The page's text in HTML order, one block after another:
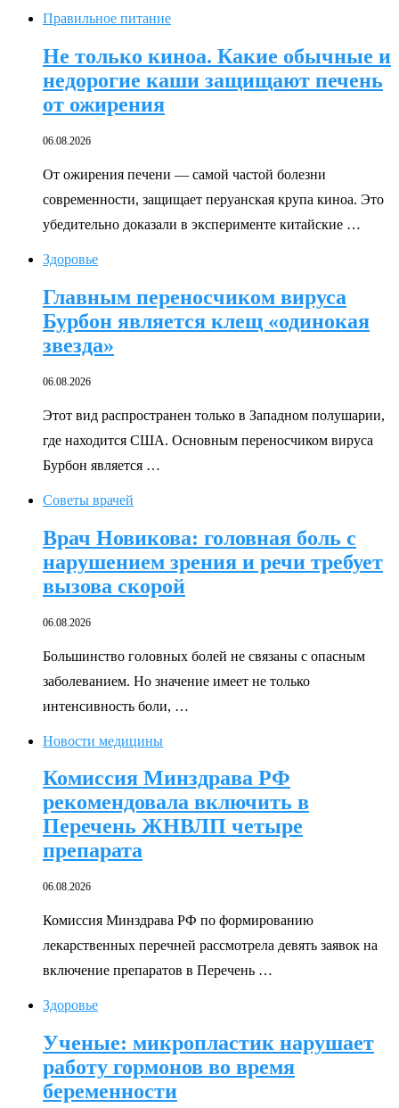
Правильное питание
Не только киноа. Какие обычные и
недорогие каши защищают печень
от ожирения
06.08.2026
От ожирения печени — самой частой болезни
современности, защищает перуанская крупа киноа. Это
убедительно доказали в эксперименте китайские …
Здоровье
Главным переносчиком вируса
Бурбон является клещ «одинокая
звезда»
06.08.2026
Этот вид распространен только в Западном полушарии,
где находится США. Основным переносчиком вируса
Бурбон является …
Советы врачей
Врач Новикова: головная боль с
нарушением зрения и речи требует
вызова скорой
06.08.2026
Большинство головных болей не связаны с опасным
заболеванием. Но значение имеет не только
интенсивность боли, …
Новости медицины
Комиссия Минздрава РФ
рекомендовала включить в
Перечень ЖНВЛП четыре
препарата
06.08.2026
Комиссия Минздрава РФ по формированию
лекарственных перечней рассмотрела девять заявок на
включение препаратов в Перечень …
Здоровье
Ученые: микропластик нарушает
работу гормонов во время
беременности